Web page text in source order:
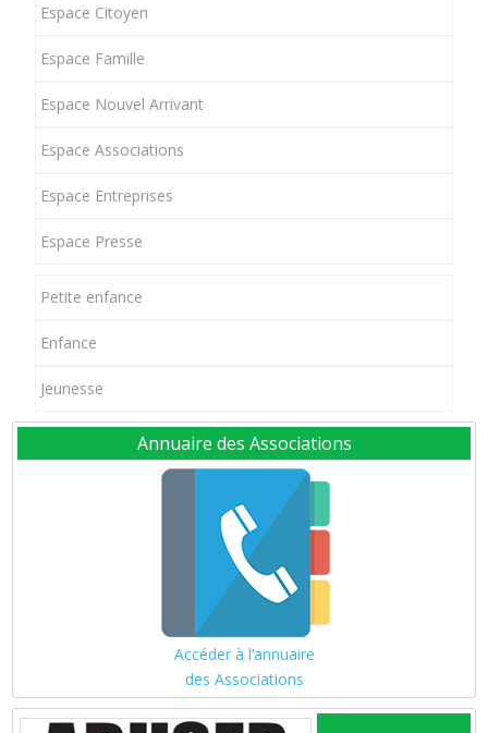
Espace Citoyen
Espace Famille
Espace Nouvel Arrivant
Espace Associations
Espace Entreprises
Espace Presse
Petite enfance
Enfance
Jeunesse
Annuaire des Associations
Accéder à l’annuaire
des Associations